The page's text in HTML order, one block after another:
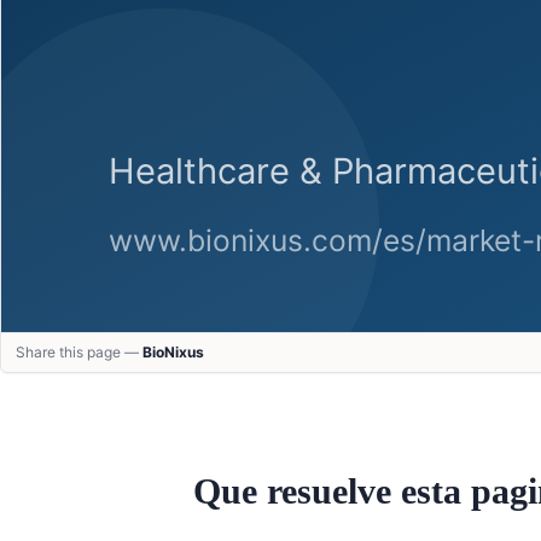
Share this page — BioNixus
Que resuelve esta